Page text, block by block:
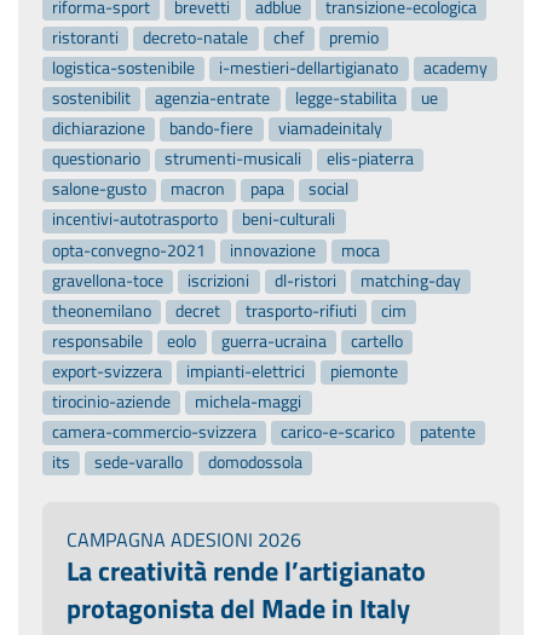
riforma-sport brevetti adblue
transizione-ecologica
ristoranti
decreto-natale chef
premio
logistica-sostenibile
i-mestieri-dellartigianato
academy
sostenibilit
agenzia-entrate legge-stabilita
ue
dichiarazione
bando-fiere
viamadeinitaly
questionario
strumenti-musicali
elis-piaterra
salone-gusto
macron papa
social
incentivi-autotrasporto
beni-culturali
opta-convegno-2021
innovazione
moca
gravellona-toce
iscrizioni dl-ristori
matching-day
theonemilano
decret trasporto-rifiuti
cim
responsabile
eolo guerra-ucraina
cartello
export-svizzera
impianti-elettrici
piemonte
tirocinio-aziende
michela-maggi
camera-commercio-svizzera
carico-e-scarico
patente
its
sede-varallo domodossola
CAMPAGNA ADESIONI 2026
La creatività rende l’artigianato
protagonista del Made in Italy